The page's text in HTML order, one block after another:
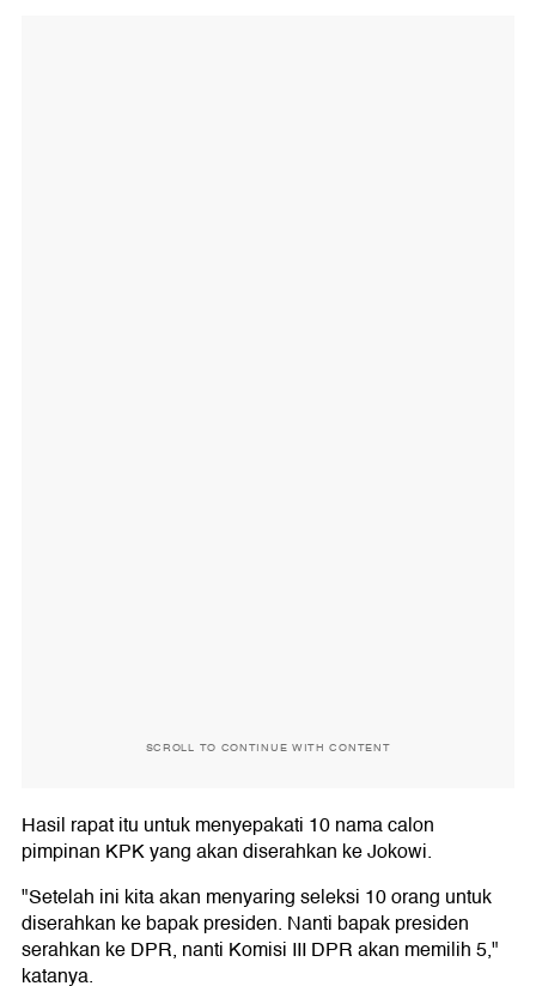
SCROLL TO CONTINUE WITH CONTENT
Hasil rapat itu untuk menyepakati 10 nama calon
pimpinan KPK yang akan diserahkan ke Jokowi.
"Setelah ini kita akan menyaring seleksi 10 orang untuk
diserahkan ke bapak presiden. Nanti bapak presiden
serahkan ke DPR, nanti Komisi III DPR akan memilih 5,"
katanya.